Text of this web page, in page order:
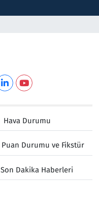
Hava Durumu
Puan Durumu ve Fikstür
Son Dakika Haberleri